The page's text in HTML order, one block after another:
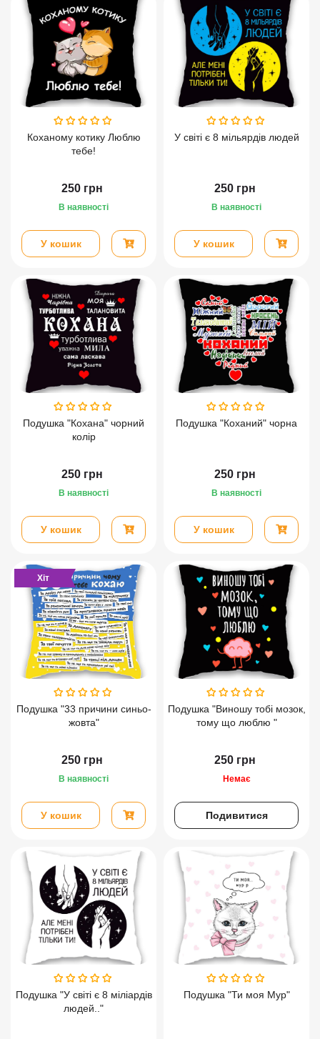
Коханому котику Люблю
тебе!
250 грн
В наявності
У кошик
У світі є 8 мільярдів людей
250 грн
В наявності
У кошик
Подушка "Кохана" чорний
колір
250 грн
В наявності
У кошик
Подушка "Коханий" чорна
250 грн
В наявності
У кошик
Хіт
Подушка "33 причини синьо-
жовта"
250 грн
В наявності
У кошик
Подушка "Виношу тобі мозок,
тому що люблю "
250 грн
Немає
Подивитися
Подушка "У світі є 8 міліардів
людей.."
Подушка "Ти моя Мур"